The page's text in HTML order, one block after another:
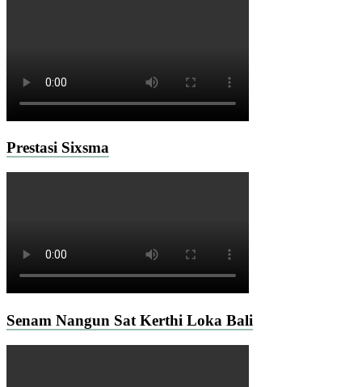
Prestasi Sixsma
Senam Nangun Sat Kerthi Loka Bali